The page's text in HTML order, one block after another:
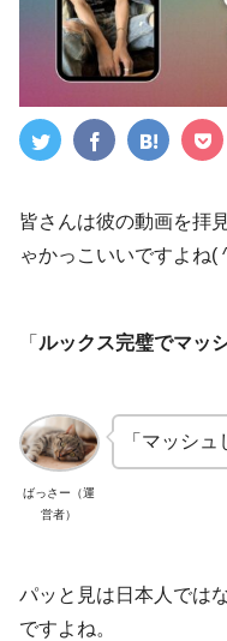
皆さんは彼の動画を拝
ゃかっこいいですよね(
「 ルックス完璧でマッ
ばっさー（運
営者）
「マッシ
パッと見は日本人では
ですよね。